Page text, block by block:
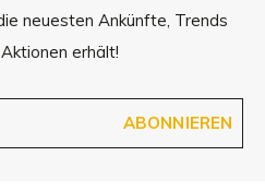
neuesten Ankünfte, Trends
erhält!
ABONNIEREN